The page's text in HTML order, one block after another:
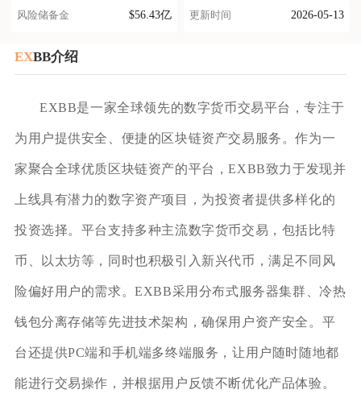
风险储备金 $56.43亿 更新时间 2026-05-13
EXBB介绍
EXBB是一家全球领先的数字货币交易平台，专注于
为用户提供安全、便捷的区块链资产交易服务。作为一
家聚合全球优质区块链资产的平台，EXBB致力于发现并
上线具有潜力的数字资产项目，为投资者提供多样化的
投资选择。平台支持多种主流数字货币交易，包括比特
币、以太坊等，同时也积极引入新兴代币，满足不同风
险偏好用户的需求。EXBB采用分布式服务器集群、冷热
钱包分离存储等先进技术架构，确保用户资产安全。平
台还提供PC端和手机端多终端服务，让用户随时随地都
能进行交易操作，并根据用户反馈不断优化产品体验。